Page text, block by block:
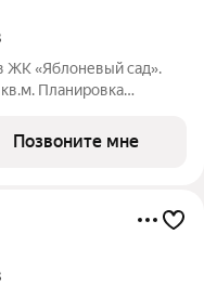
ЖК «Яблоневый сад».
Планировка
Позвоните мне